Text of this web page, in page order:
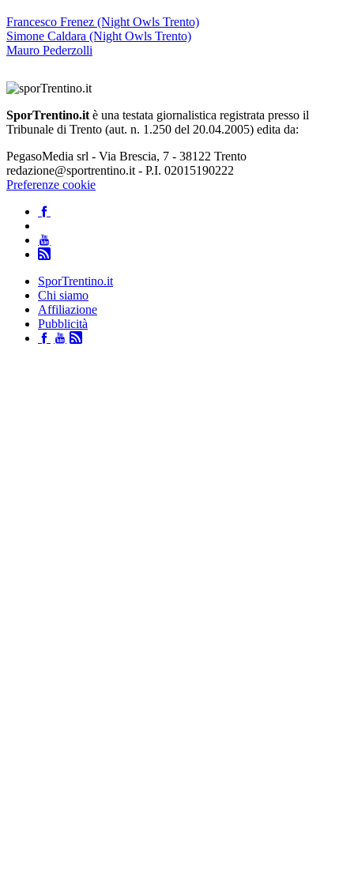
Francesco Frenez (Night Owls Trento)
Simone Caldara (Night Owls Trento)
Mauro Pederzolli
SporTrentino.it è una testata giornalistica registrata presso il
Tribunale di Trento (aut. n. 1.250 del 20.04.2005) edita da:
PegasoMedia srl - Via Brescia, 7 - 38122 Trento
redazione@sportrentino.it - P.I. 02015190222
Preferenze cookie
SporTrentino.it
Chi siamo
Affiliazione
Pubblicità